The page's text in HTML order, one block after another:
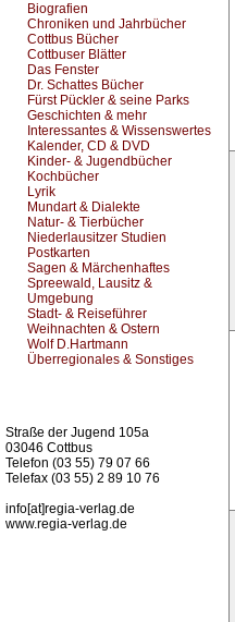
Biografien
Chroniken und Jahrbücher
Cottbus Bücher
Cottbuser Blätter
Das Fenster
Dr. Schattes Bücher
Fürst Pückler & seine Parks
Geschichten & mehr
Interessantes & Wissenswertes
Kalender, CD & DVD
Kinder- & Jugendbücher
Kochbücher
Lyrik
Mundart & Dialekte
Natur- & Tierbücher
Niederlausitzer Studien
Postkarten
Sagen & Märchenhaftes
Spreewald, Lausitz &
Umgebung
Stadt- & Reiseführer
Weihnachten & Ostern
Wolf D.Hartmann
Überregionales & Sonstiges
Straße der Jugend 105a
03046 Cottbus
Telefon (03 55) 79 07 66
Telefax (03 55) 2 89 10 76
info[at]regia-verlag.de
www.regia-verlag.de